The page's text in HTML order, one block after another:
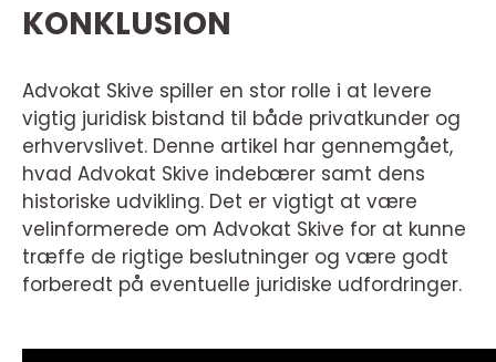
KONKLUSION
Advokat Skive spiller en stor rolle i at levere
vigtig juridisk bistand til både privatkunder og
erhvervslivet. Denne artikel har gennemgået,
hvad Advokat Skive indebærer samt dens
historiske udvikling. Det er vigtigt at være
velinformerede om Advokat Skive for at kunne
træffe de rigtige beslutninger og være godt
forberedt på eventuelle juridiske udfordringer.